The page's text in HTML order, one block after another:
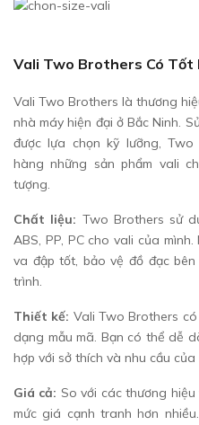
Vali Two Brothers Có Tốt
Vali Two Brothers là thương
nhà máy hiện đại ở Bắc Ninh.
được lựa chọn kỹ lưỡng,
hàng những sản phẩm vali
tượng.
Chất liệu: Two Brothers sử
ABS, PP, PC cho vali của
va đập tốt, bảo vệ đồ đạc
trình.
Thiết kế: Vali Two Brothers
dạng mẫu mã. Bạn có thể dễ
hợp với sở thích và nhu cầu của
Giá cả: So với các thương
mức giá cạnh tranh hơn